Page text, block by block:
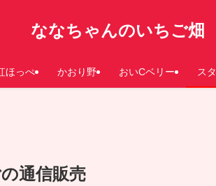
ななちゃんのいちご畑
ほっぺ かおり野 おいCベリー ス
通信販売